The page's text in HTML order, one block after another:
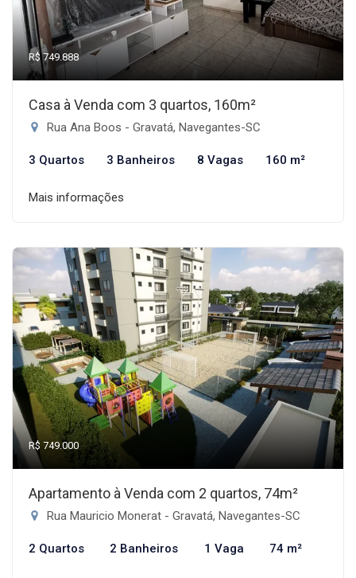
R$ 749.888
Casa à Venda com 3 quartos, 160m²
Rua Ana Boos - Gravatá, Navegantes-SC
3 Quartos 3 Banheiros 8 Vagas 160 m²
Mais informações
R$ 749.000
Apartamento à Venda com 2 quartos, 74m²
Rua Mauricio Monerat - Gravatá, Navegantes-SC
2 Quartos 2 Banheiros 1 Vaga 74 m²